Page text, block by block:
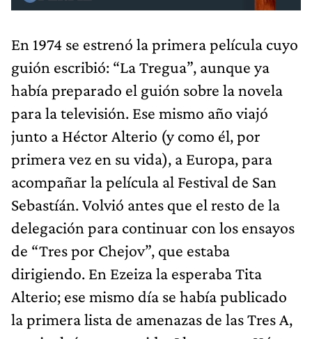
En 1974 se estrenó la primera película cuyo
guión escribió: “La Tregua”, aunque ya
había preparado el guión sobre la novela
para la televisión. Ese mismo año viajó
junto a Héctor Alterio (y como él, por
primera vez en su vida), a Europa, para
acompañar la película al Festival de San
Sebastíán. Volvió antes que el resto de la
delegación para continuar con los ensayos
de “Tres por Chejov”, que estaba
dirigiendo. En Ezeiza la esperaba Tita
Alterio; ese mismo día se había publicado
la primera lista de amenazas de las Tres A,